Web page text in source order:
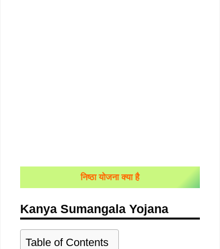
निष्ठा योजना क्या है
Kanya Sumangala Yojana
Table of Contents